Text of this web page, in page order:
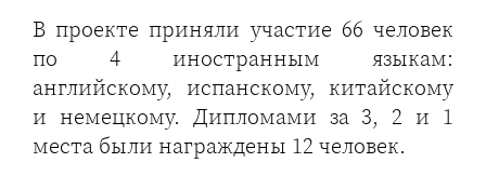
В проекте приняли участие 66 человек
по 4 иностранным языкам:
английскому, испанскому, китайскому
и немецкому. Дипломами за 3, 2 и 1
места были награждены 12 человек.